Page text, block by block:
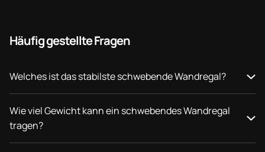
Häufig gestellte Fragen
Welches ist das stabilste schwebende Wandregal?
Wie viel Gewicht kann ein schwebendes Wandregal
tragen?